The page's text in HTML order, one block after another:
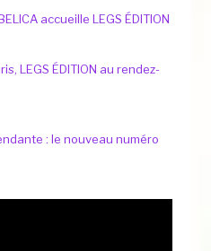
accueille LEGS ÉDITION
LEGS ÉDITION au rendez-
: le nouveau numéro